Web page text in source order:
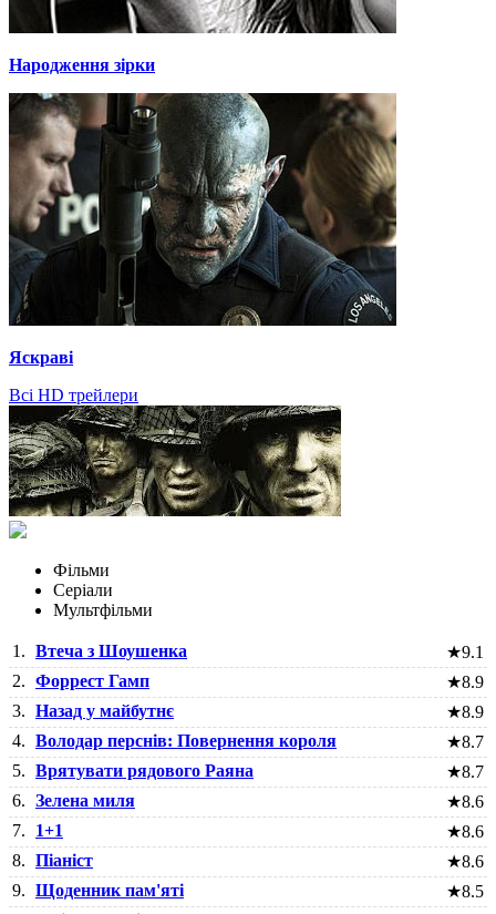
Народження зірки
Яскраві
Всі HD трейлери
Фільми
Серіали
Мультфільми
1. Втеча з Шоушенка ★9.1
2. Форрест Гамп ★8.9
3. Назад у майбутнє ★8.9
4. Володар перснів: Повернення короля ★8.7
5. Врятувати рядового Раяна ★8.7
6. Зелена миля ★8.6
7.
1+1 ★8.6
8. Піаніст ★8.6
9. Щоденник пам'яті ★8.5